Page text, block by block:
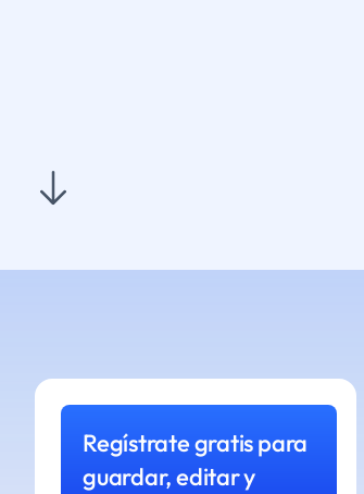
Regístrate gratis para
guardar, editar y